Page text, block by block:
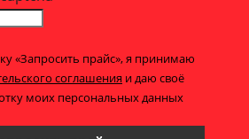
«Запросить прайс», я принимаю
соглашения и даю своё
моих персональных данных